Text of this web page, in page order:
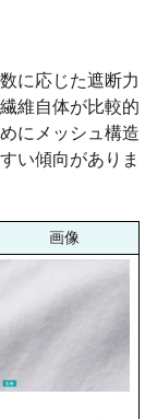
に応じた遮断力
維自体が比較的
にメッシュ構造
い傾向がありま
画像